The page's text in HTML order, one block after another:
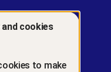
cookies
to make